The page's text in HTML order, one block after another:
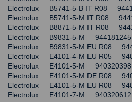
Electrolux B5741-5-B IT R08
Electrolux B5741-5-M IT R08
Electrolux B8871-5-M IT R08
Electrolux B9831-5-M 944181245
Electrolux B9831-5-M EU R08
Electrolux E4101-4-M EU R05
Electrolux E4101-5-M 940320398
Electrolux E4101-5-M DE R08
Electrolux E4101-5-M EU R08
Electrolux E4101-7-M 940320612